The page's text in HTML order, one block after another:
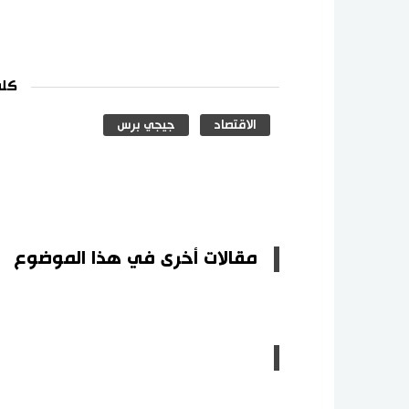
الاقتصاد جيجي برس
مقالات أخرى في هذا الموضوع